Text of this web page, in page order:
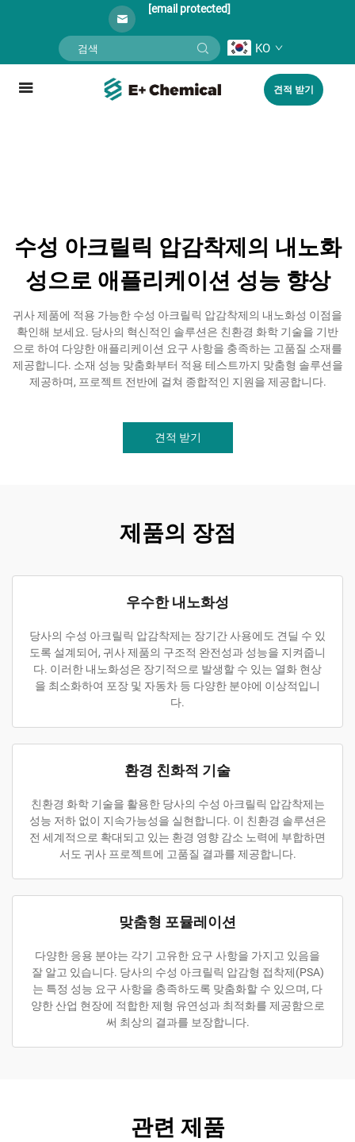
[email protected]
KO
견적 받기
수성 아크릴릭 압감착제의 내노화
성으로 애플리케이션 성능 향상
귀사 제품에 적용 가능한 수성 아크릴릭 압감착제의 내노화성 이점을
확인해 보세요. 당사의 혁신적인 솔루션은 친환경 화학 기술을 기반
으로 하여 다양한 애플리케이션 요구 사항을 충족하는 고품질 소재를
제공합니다. 소재 성능 맞춤화부터 적용 테스트까지 맞춤형 솔루션을
제공하며, 프로젝트 전반에 걸쳐 종합적인 지원을 제공합니다.
견적 받기
제품의 장점
우수한 내노화성
당사의 수성 아크릴릭 압감착제는 장기간 사용에도 견딜 수 있
도록 설계되어, 귀사 제품의 구조적 완전성과 성능을 지켜줍니
다. 이러한 내노화성은 장기적으로 발생할 수 있는 열화 현상
을 최소화하여 포장 및 자동차 등 다양한 분야에 이상적입니
다.
환경 친화적 기술
친환경 화학 기술을 활용한 당사의 수성 아크릴릭 압감착제는
성능 저하 없이 지속가능성을 실현합니다. 이 친환경 솔루션은
전 세계적으로 확대되고 있는 환경 영향 감소 노력에 부합하면
서도 귀사 프로젝트에 고품질 결과를 제공합니다.
맞춤형 포뮬레이션
다양한 응용 분야는 각기 고유한 요구 사항을 가지고 있음을
잘 알고 있습니다. 당사의 수성 아크릴릭 압감형 접착제(PSA)
는 특정 성능 요구 사항을 충족하도록 맞춤화할 수 있으며, 다
양한 산업 현장에 적합한 제형 유연성과 최적화를 제공함으로
써 최상의 결과를 보장합니다.
관련 제품